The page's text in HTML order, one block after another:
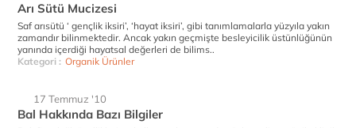
Arı Sütü Mucizesi
Saf arısütü ‘ gençlik iksiri’, ‘hayat iksiri’, gibi tanımlamalarla yüzyıla yakın
zamandır bilinmektedir. Ancak yakın geçmişte besleyicilik üstünlüğünün
yanında içerdiği hayatsal değerleri de bilims..
Kategori : Organik Ürünler
17 Temmuz '10
Bal Hakkında Bazı Bilgiler